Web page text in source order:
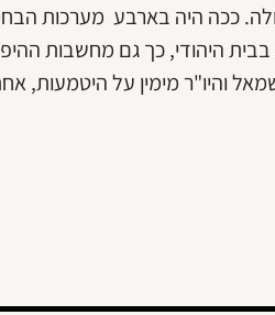
ככה היה בארבע מערכות
היהודי, כך גם מחשבות
והיו"ר מימין על היטמעות,